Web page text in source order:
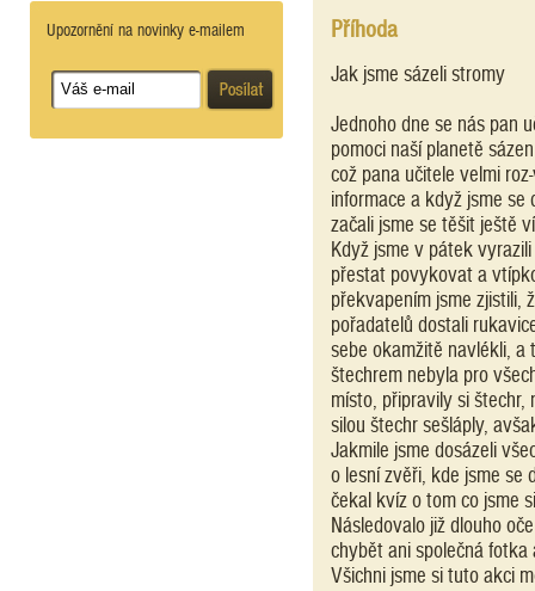
Upozornění na novinky e-mailem Příhoda
Jak jsme sázeli stromy
Jednoho dne se nás pan
pomoci naší planetě
což pana učitele velmi
informace a když jsme se
začali jsme se těšit ještě
Když jsme v pátek
přestat povykovat a
překvapením jsme zjistili,
pořadatelů dostali
sebe okamžitě navlékli, a
štechrem nebyla pro
místo, připravily si štechr,
silou štechr sešláply,
Jakmile jsme dosázeli
o lesní zvěři, kde jsme se
čekal kvíz o tom co jsme
Následovalo již dlouho
chybět ani společná
Všichni jsme si tuto akci